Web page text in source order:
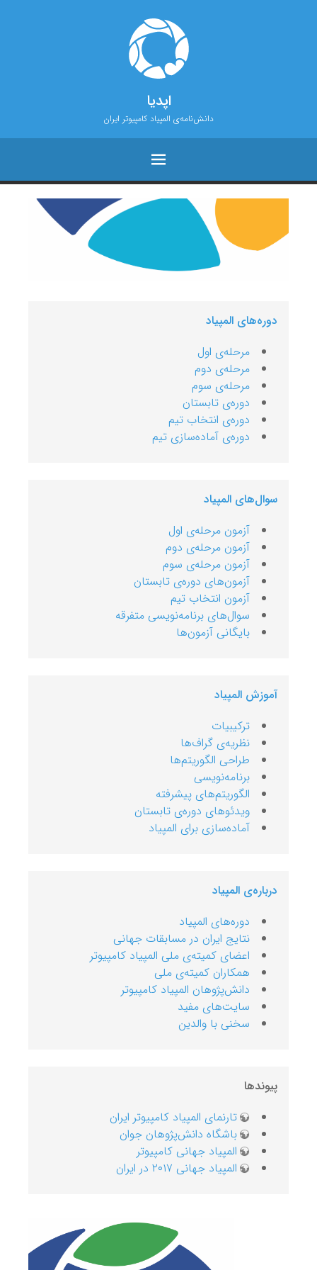
اپدیا
دانش‌نامه‌ی المپیاد کامپیوتر ایران
دوره‌های المپیاد
مرحله‌ی اول
مرحله‌ی دوم
مرحله‌ی سوم
دوره‌ی تابستان
دوره‌‌ی انتخاب تیم
دوره‌ی آماده‌سازی تیم
سوال‌های المپیاد
آزمون مرحله‌ی اول
آزمون مرحله‌ی دوم
آزمون‌ مرحله‌ی سوم
آزمون‌‌های دوره‌ی تابستان
آزمون‌ انتخاب تیم
سوال‌های برنامه‌نویسی متفرقه
بایگانی آزمون‌ها
آموزش المپیاد
ترکیبیات
نظریه‌ی گراف‌ها
طراحی الگوریتم‌ها
برنامه‌نویسی
الگوریتم‌های پیشرفته
ویدئوهای دوره‌ی تابستان
آماده‌سازی برای المپیاد
درباره‌ی المپیاد
دوره‌های المپیاد
نتایج ایران در مسابقات جهانی
اعضای کمیته‌ی ملی المپیاد کامپیوتر
همکاران کمیته‌ی ملی
دانش‌پژوهان المپیاد کامپیوتر
سایت‌های مفید
سخنی با والدین
پیوندها
تارنمای المپیاد کامپیوتر ایران
باشگاه دانش‌پژوهان جوان
المپیاد جهانی کامپیوتر
المپیاد جهانی ۲۰۱۷ در ایران